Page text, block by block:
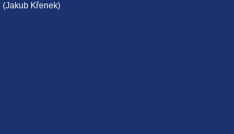
(Jakub Křenek)